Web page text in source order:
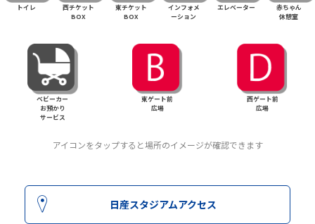
トイレ
西チケット
BOX
東チケット
BOX
インフォメ
ーション
エレベーター
赤ちゃん
休憩室
ベビーカー
お預かり
サービス
東ゲート前
広場
西ゲート前
広場
アイコンをタップすると場所のイメージが確認できます
日産スタジアムアクセス